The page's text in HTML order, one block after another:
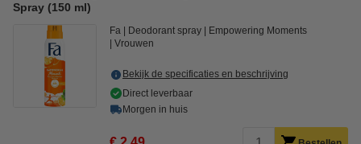
Spray (150 ml)
Fa Deodorant spray
Empowering Moments
Vrouwen
Bekijk de specificaties en beschrijving
Direct leverbaar
Morgen in huis